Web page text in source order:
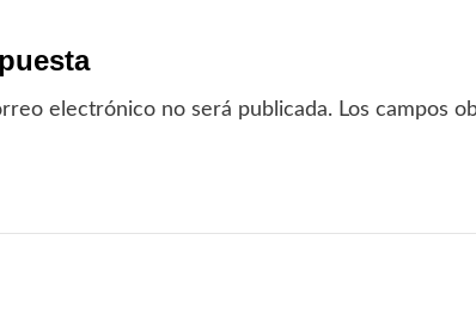
electrónico no será publicada. Los campos